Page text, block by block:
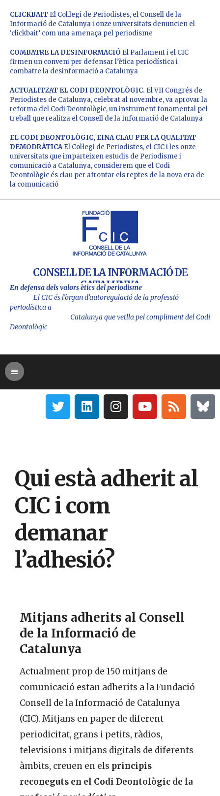
CLICKBAIT El Col.legi de Periodistes, el Consell de la
Informació de Catalunya i onze universitats denuncien el
‘clickbait’ com una amenaça pel periodisme
COMBATRE LA DESINFORMACIÓ El Parlament i el CIC
firmen un conveni per defensar l’ètica periodística i
combatre la desinformació a Catalunya
ACTUALITZAT EL CODI DEONTOLÒGIC. El VII Congrés de
Periodistes de Catalunya, celebrat al novembre, va aprovar la
reforma del Codi Deontològic, un instrument fonamental pel
treball que realitza el Consell de la Informació de Catalunya
EL CODI DEONTOLÒGIC, EINA CLAU PER LA QUALITAT
DEMODRÀTICAEl Col·legi de Periodistes, el CIC i les onze
universitats que imparteixen estudis de Periodisme i
comunicació a Catalunya, considerem que el Codi
Deontològic és clau per afrontar els reptes de la nova era de
la comunicació
CONSELL DE LA INFORMACIÓ DE
CATALUNYA
En defensa dels valors ètics del periodisme
El CIC és l’òrgan d’autoregulació de la professió
periodística a
Catalunya que vetlla pel compliment del Codi
Deontològic
Qui està adherit al
CIC i com
demanar
l’adhesió?
Mitjans adherits al Consell
de la Informació de
Catalunya
Actualment prop de 150 mitjans de
comunicació estan adherits a la Fundació
Consell de la Informació de Catalunya
(CIC). Mitjans en paper de diferent
periodicitat, grans i petits, ràdios,
televisions i mitjans digitals de diferents
àmbits, creuen en els principis
reconeguts en el Codi Deontològic de la